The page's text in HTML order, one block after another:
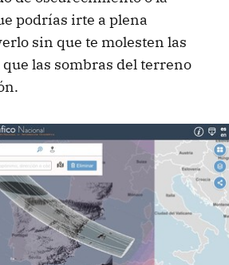
podrías irte a plena
sin que te molesten las
las sombras del terreno